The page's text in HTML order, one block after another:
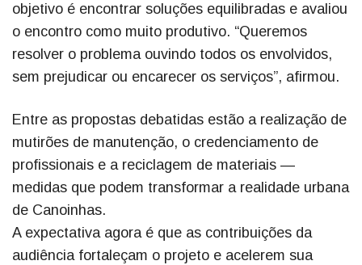
objetivo é encontrar soluções equilibradas e avaliou
o encontro como muito produtivo. “Queremos
resolver o problema ouvindo todos os envolvidos,
sem prejudicar ou encarecer os serviços”, afirmou.
Entre as propostas debatidas estão a realização de
mutirões de manutenção, o credenciamento de
profissionais e a reciclagem de materiais —
medidas que podem transformar a realidade urbana
de Canoinhas.
A expectativa agora é que as contribuições da
audiência fortaleçam o projeto e acelerem sua